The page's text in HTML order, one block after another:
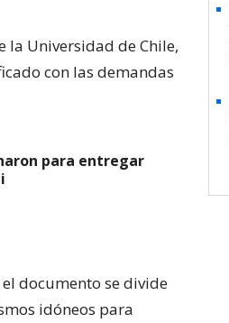
la Universidad de Chile,
con las demandas
para entregar
documento se divide
idóneos para